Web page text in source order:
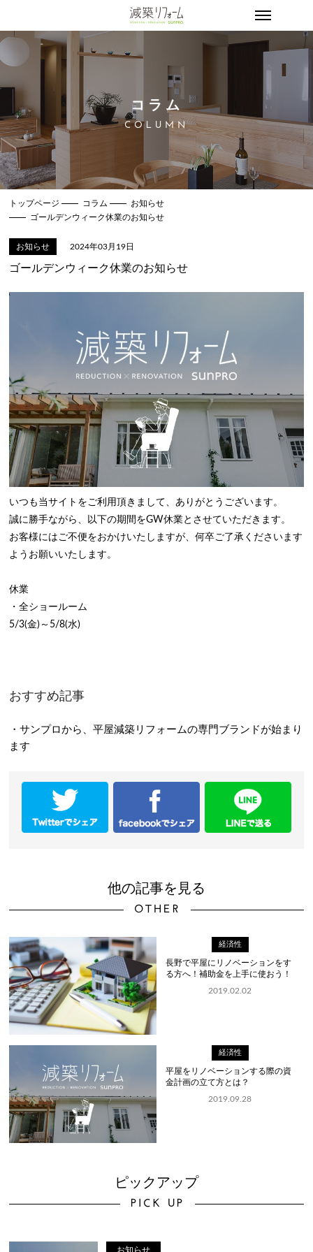
コラム
COLUMN
トップページ コラム
お知らせ
ゴールデンウィーク休業のお知らせ
お知らせ 2024年03月19日
ゴールデンウィーク休業のお知らせ
いつも当サイトをご利用頂きまして、ありがとうございます。
誠に勝手ながら、以下の期間をGW休業とさせていただきます。
お客様にはご不便をおかけいたしますが、何卒ご了承くださいます
ようお願いいたします。
休業
・全ショールーム
5/3(金)～5/8(水)
おすすめ記事
・サンプロから、平屋減築リフォームの専門ブランドが始まり
ます
他の記事を見る
OTHER
経済性
長野で平屋にリノベーションをす
る方へ！補助金を上手に使おう！
2019.02.02
経済性
平屋をリノベーションする際の資
金計画の立て方とは？
2019.09.28
ピックアップ
PICK UP
お知らせ